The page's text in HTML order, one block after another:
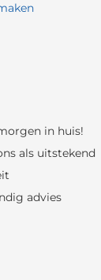
in huis!
als uitstekend
advies